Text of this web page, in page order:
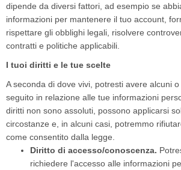
dipende da diversi fattori, ad esempio se
informazioni per mantenere il tuo account,
rispettare gli obblighi legali, risolvere
contratti e politiche applicabili.
I tuoi diritti e le tue scelte
A seconda di dove vivi, potresti avere alcuni
seguito in relazione alle tue informazioni
diritti non sono assoluti, possono applicarsi
circostanze e, in alcuni casi, potremmo
come consentito dalla legge.
Diritto di accesso/conoscenza.
richiedere l'accesso alle informazioni